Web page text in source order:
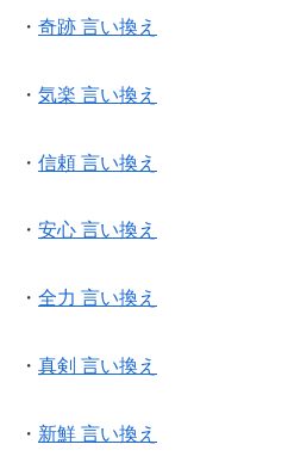
・ 奇跡 言い換え
・ 気楽 言い換え
・ 信頼 言い換え
・ 安心 言い換え
・ 全力 言い換え
・ 真剣 言い換え
・ 新鮮 言い換え